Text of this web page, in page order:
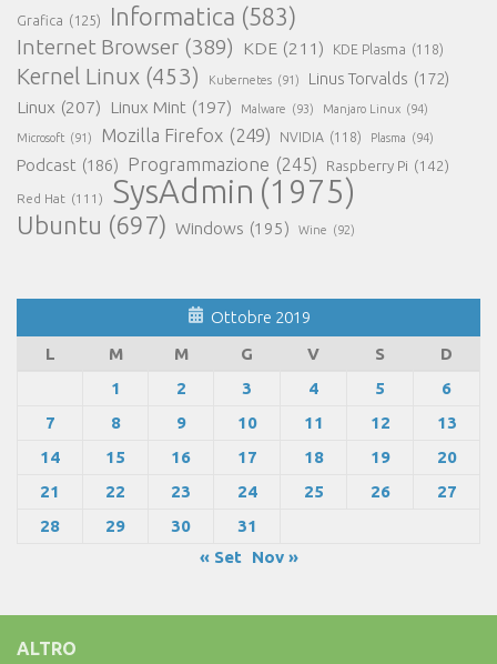
Grafica (125) Informatica (583)
Internet Browser (389) KDE (211) KDE Plasma (118)
Kernel Linux (453) Kubernetes (91) Linus Torvalds (172)
Linux (207) Linux Mint (197) Malware (93) Manjaro Linux (94)
Microsoft (91) Mozilla Firefox (249) NVIDIA (118) Plasma (94)
Podcast (186) Programmazione (245) Raspberry Pi (142)
Red Hat (111) SysAdmin (1975)
Ubuntu (697) Windows (195) Wine (92)
Ottobre 2019
L
M M G V S
D
1
2 3 4 5
6
7
8 9 10 11 12
13
14
15 16 17 18 19
20
21
22 23 24 25 26
27
28
29 30
31
« Set
Nov »
ALTRO